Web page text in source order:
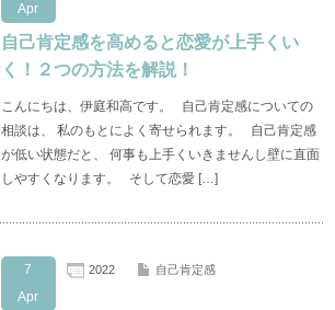
Apr
自己肯定感を高めると恋愛が上手くい
く！２つの方法を解説！
こんにちは、伊庭和高です。 自己肯定感についての
相談は、 私のもとによく寄せられます。 自己肯定感
が低い状態だと、 何事も上手くいきませんし壁に直面
しやすくなります。 そして恋愛 […]
7
Apr
2022 自己肯定感